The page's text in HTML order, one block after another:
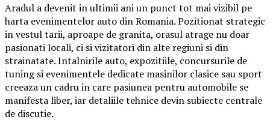
Aradul a devenit in ultimii ani un punct tot mai vizibil pe
harta evenimentelor auto din Romania. Pozitionat strategic
in vestul tarii, aproape de granita, orasul atrage nu doar
pasionati locali, ci si vizitatori din alte regiuni si din
strainatate. Intalnirile auto, expozitiile, concursurile de
tuning si evenimentele dedicate masinilor clasice sau sport
creeaza un cadru in care pasiunea pentru automobile se
manifesta liber, iar detaliile tehnice devin subiecte centrale
de discutie.